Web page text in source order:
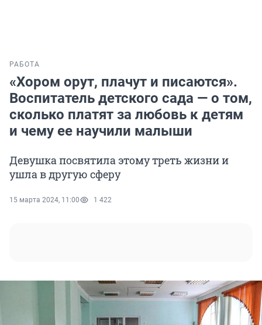
РАБОТА
«Хором орут, плачут и писаются».
Воспитатель детского сада — о том,
сколько платят за любовь к детям
и чему ее научили малыши
Девушка посвятила этому треть жизни и
ушла в другую сферу
15 марта 2024, 11:00 1 422